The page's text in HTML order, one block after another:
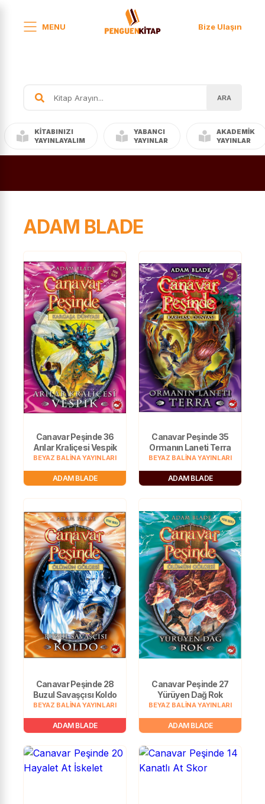
MENU Bize Ulaşın
ARA
KITABINIZI
YAYINLAYALIM
YABANCI
YAYINLAR
AKADEMIK
YAYINLAR
ADAM BLADE
Canavar Peşinde 36
Arılar Kraliçesi Vespik
BEYAZ BALİNA YAYINLARI
ADAM BLADE
Canavar Peşinde 35
Ormanın Laneti Terra
BEYAZ BALİNA YAYINLARI
ADAM BLADE
Canavar Peşinde 28
Buzul Savaşçısı Koldo
BEYAZ BALİNA YAYINLARI
ADAM BLADE
Canavar Peşinde 27
Yürüyen Dağ Rok
BEYAZ BALİNA YAYINLARI
ADAM BLADE